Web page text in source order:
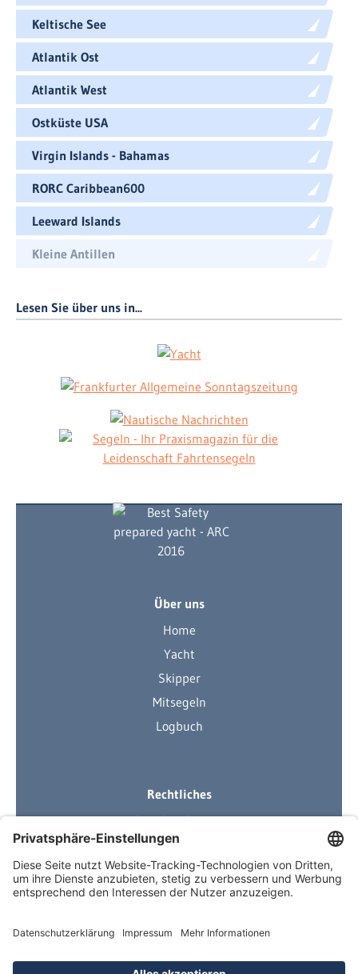
Keltische See
Atlantik Ost
Atlantik West
Ostküste USA
Virgin Islands - Bahamas
RORC Caribbean600
Leeward Islands
Kleine Antillen
Lesen Sie über uns in...
Über uns
Home
Yacht
Skipper
Mitsegeln
Logbuch
Rechtliches
Ihre Ausrüstung
Impressum
Datenschutzerklärung
AGB
Über Neuigkeiten informiert